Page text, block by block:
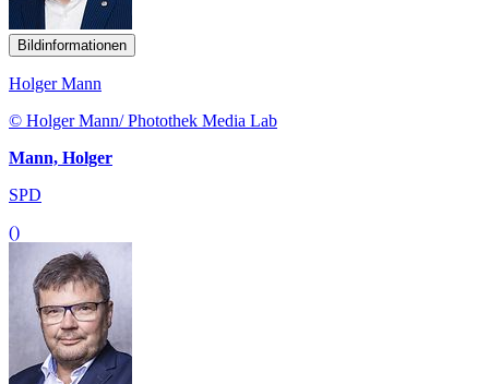
Bildinformationen
Holger Mann
© Holger Mann/ Photothek Media Lab
Mann, Holger
SPD
()